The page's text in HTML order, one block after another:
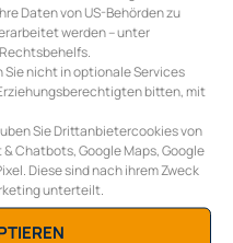
Daten von US-Behörden zu
werden – unter
Sie nicht in optionale Services
bitten, mit
Sie Drittanbietercookies von
& Chatbots, Google Maps, Google
Diese sind nach ihrem Zweck
unterteilt.
einen Kommentar